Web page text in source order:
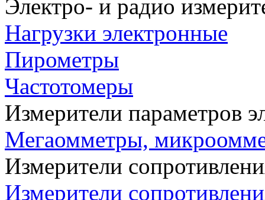
Электро- и радио
Нагрузки электронные
Пирометры
Частотомеры
Измерители параметров
Мегаомметры,
Измерители
Измерители